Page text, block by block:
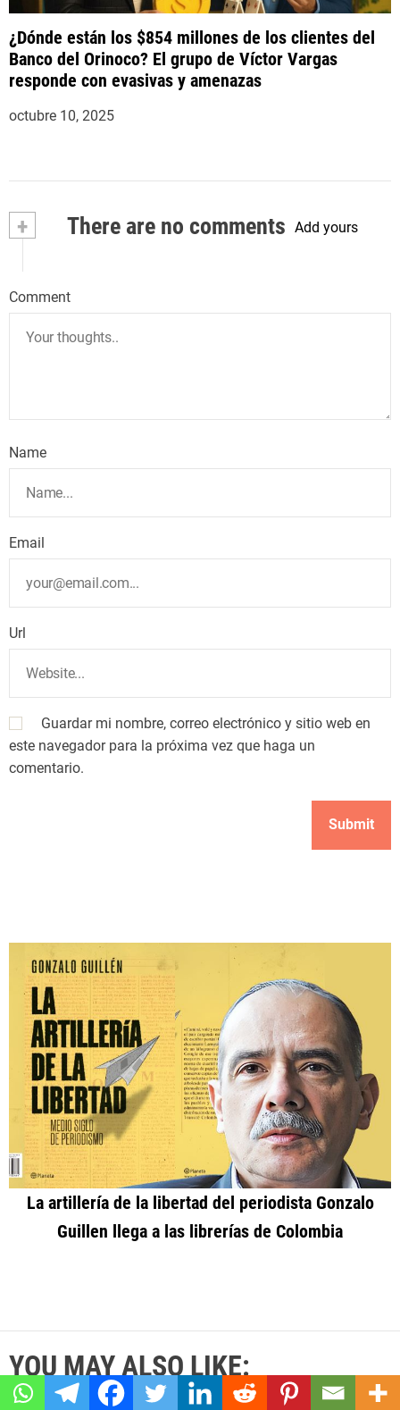
¿Dónde están los $854 millones de los clientes del
Banco del Orinoco? El grupo de Víctor Vargas
responde con evasivas y amenazas
octubre 10, 2025
+ There are no comments Add yours
Comment
Name
Email
Url
Guardar mi nombre, correo electrónico y sitio web en
este navegador para la próxima vez que haga un
comentario.
La artillería de la libertad del periodista Gonzalo
Guillen llega a las librerías de Colombia
YOU MAY ALSO LIKE: